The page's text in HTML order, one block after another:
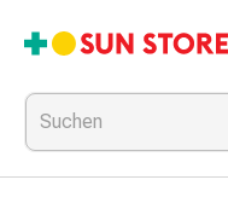
Gesundheit
&
Medikamente
Erkältung
&
Grippe